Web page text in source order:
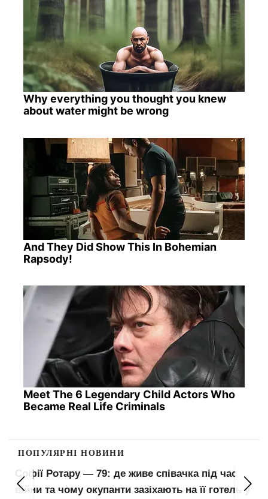
Why everything you thought you knew
about water might be wrong
And They Did Show This In Bohemian
Rapsody!
Meet The 6 Legendary Child Actors Who
Became Real Life Criminals
ПОПУЛЯРНІ НОВИНИ
Поліція або ТЦК просять показати телефон: чи
мають право переглядати ваші переписки та